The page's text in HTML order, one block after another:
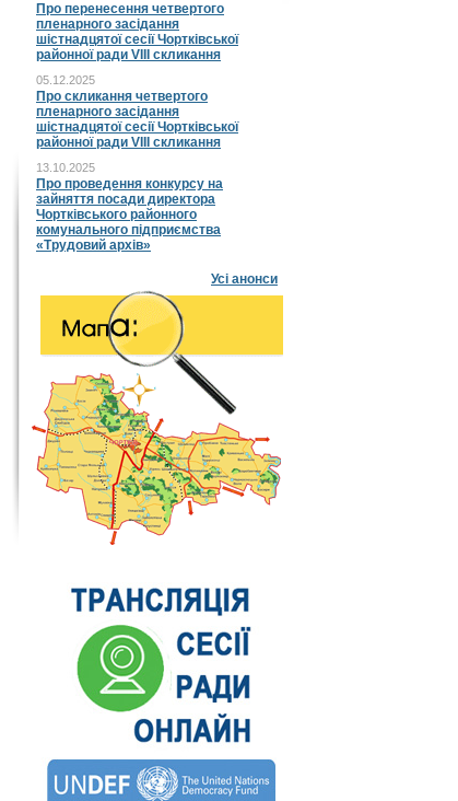
Про перенесення четвертого
пленарного засідання
шістнадцятої сесії Чортківської
районної ради VIII скликання
05.12.2025
Про скликання четвертого
пленарного засідання
шістнадцятої сесії Чортківської
районної ради VIII скликання
13.10.2025
Про проведення конкурсу на
зайняття посади директора
Чортківського районного
комунального підприємства
«Трудовий архів»
Усі анонси